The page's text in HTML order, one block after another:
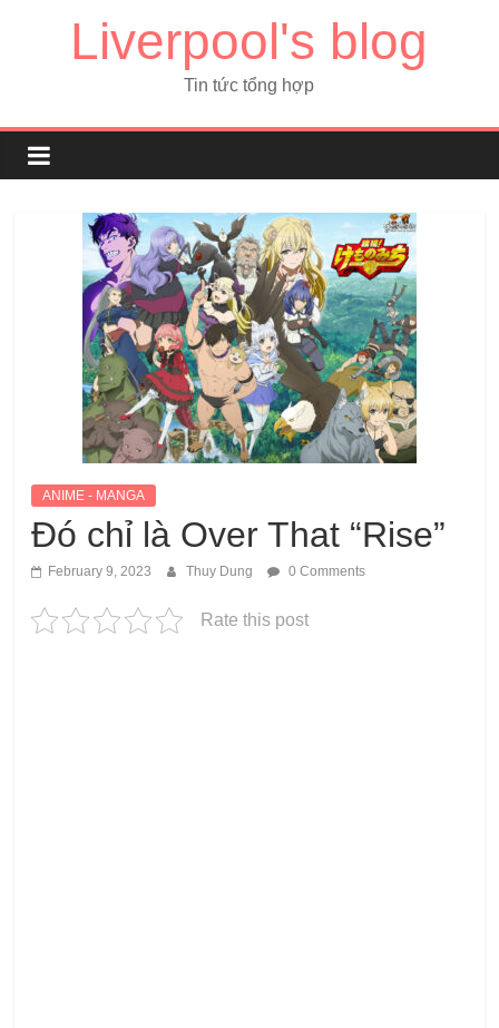
Liverpool's blog
Tin tức tổng hợp
ANIME - MANGA
Đó chỉ là Over That “Rise”
February 9, 2023 Thuy Dung 0 Comments
Rate this post